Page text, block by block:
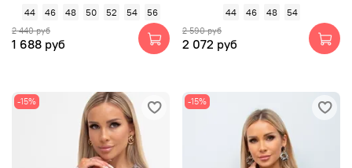
44 46 48 50 52 54 56
2 440 руб
1 688 руб
44 46 48 54
2 590 руб
2 072 руб
-15% -15%